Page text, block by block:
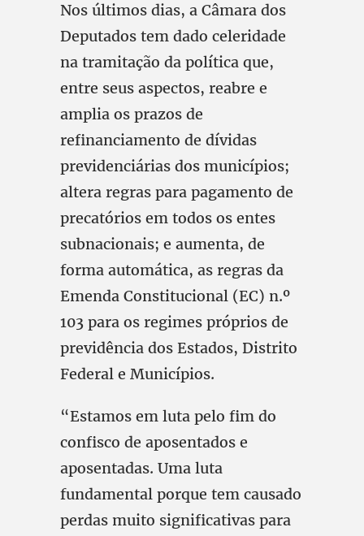
Nos últimos dias, a Câmara dos
Deputados tem dado celeridade
na tramitação da política que,
entre seus aspectos, reabre e
amplia os prazos de
refinanciamento de dívidas
previdenciárias dos municípios;
altera regras para pagamento de
precatórios em todos os entes
subnacionais; e aumenta, de
forma automática, as regras da
Emenda Constitucional (EC) n.º
103 para os regimes próprios de
previdência dos Estados, Distrito
Federal e Municípios.
“Estamos em luta pelo fim do
confisco de aposentados e
aposentadas. Uma luta
fundamental porque tem causado
perdas muito significativas para